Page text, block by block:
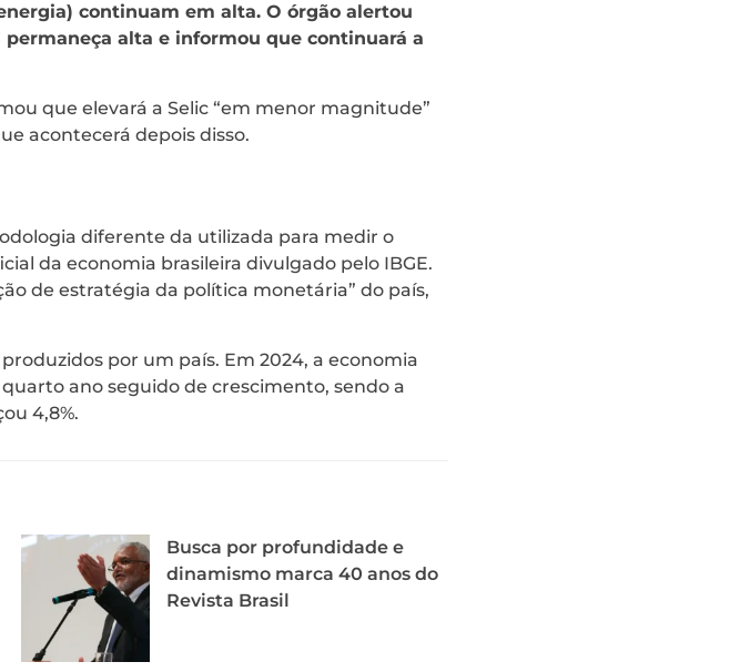
continuam em alta. O órgão alertou
alta e informou que continuará a
que elevará a Selic “em menor magnitude”
acontecerá depois disso.
diferente da utilizada para medir o
da economia brasileira divulgado pelo IBGE.
de estratégia da política monetária” do país,
por um país. Em 2024, a economia
ano seguido de crescimento, sendo a
4,8%.
Busca por profundidade e
dinamismo marca 40 anos do
Revista Brasil